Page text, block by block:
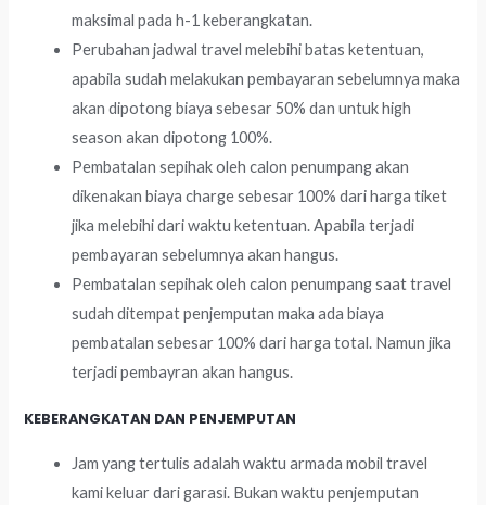
maksimal pada h-1 keberangkatan.
Perubahan jadwal travel melebihi batas ketentuan,
apabila sudah melakukan pembayaran sebelumnya maka
akan dipotong biaya sebesar 50% dan untuk high
season akan dipotong 100%.
Pembatalan sepihak oleh calon penumpang akan
dikenakan biaya charge sebesar 100% dari harga tiket
jika melebihi dari waktu ketentuan. Apabila terjadi
pembayaran sebelumnya akan hangus.
Pembatalan sepihak oleh calon penumpang saat travel
sudah ditempat penjemputan maka ada biaya
pembatalan sebesar 100% dari harga total. Namun jika
terjadi pembayran akan hangus.
KEBERANGKATAN DAN PENJEMPUTAN
Jam yang tertulis adalah waktu armada mobil travel
kami keluar dari garasi. Bukan waktu penjemputan